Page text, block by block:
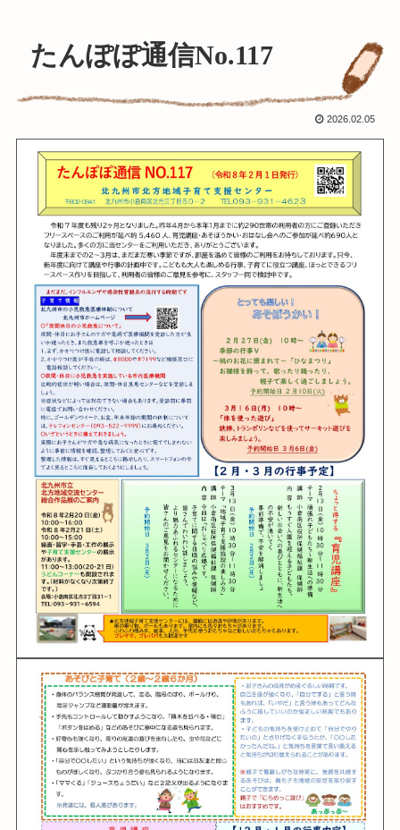
たんぽぽ通信No.117
2026.02.05